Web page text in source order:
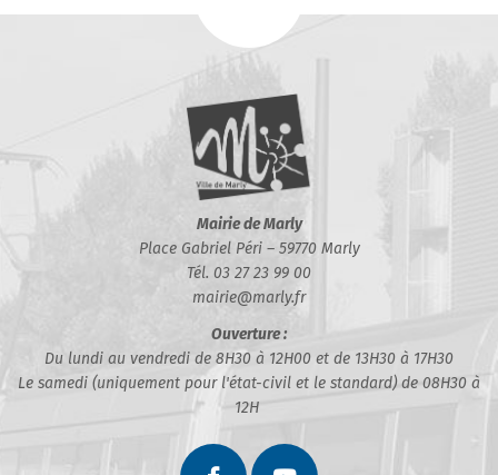
Mairie de Marly
Place Gabriel Péri – 59770 Marly
Tél. 03 27 23 99 00
mairie@marly.fr
Ouverture :
Du lundi au vendredi de 8H30 à 12H00 et de 13H30 à 17H30
Le samedi (uniquement pour l'état-civil et le standard) de 08H30 à
12H